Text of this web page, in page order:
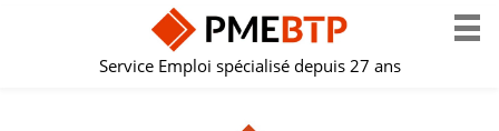
Service Emploi spécialisé depuis 27 ans